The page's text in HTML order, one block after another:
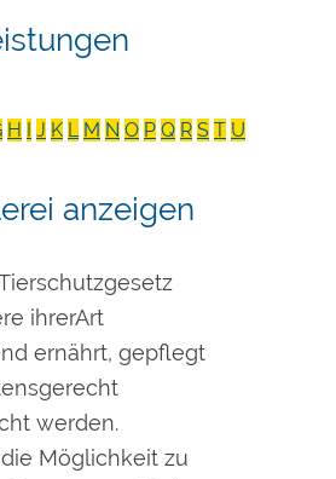
H I J K L M N O P Q R S T U
anzeigen
ihrerArt
ernährt, gepflegt
werden.
Möglichkeit zu